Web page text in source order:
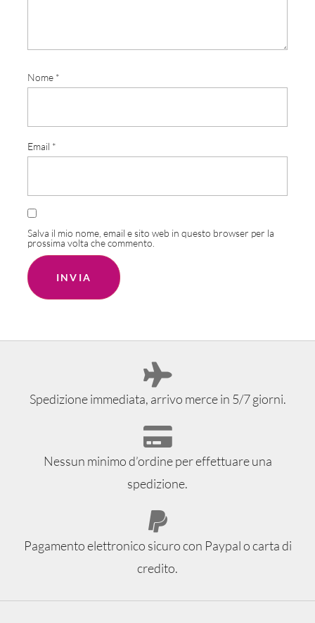
Nome *
Email *
Salva il mio nome, email e sito web in questo browser per la
prossima volta che commento.
Spedizione immediata, arrivo merce in 5/7 giorni.
Nessun minimo d’ordine per effettuare una
spedizione.
Pagamento elettronico sicuro con Paypal o carta di
credito.